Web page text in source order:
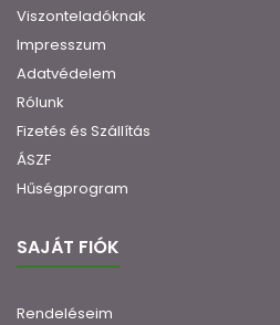
Viszonteladóknak
Impresszum
Adatvédelem
Rólunk
Fizetés és Szállítás
ÁSZF
Hűségprogram
SAJÁT FIÓK
Rendeléseim